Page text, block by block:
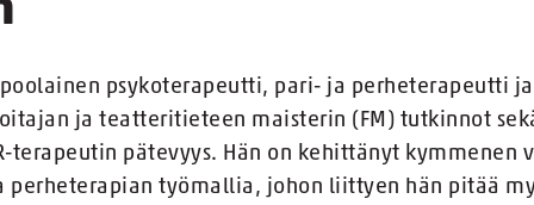
psykoterapeutti, pari- ja perheterapeutti
ja teatteritieteen maisterin (FM) tutkinnot
terapeutin pätevyys. Hän on kehittänyt kymmenen
perheterapian työmallia, johon liittyen hän pitää